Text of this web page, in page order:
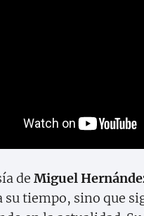
de Miguel
tiempo, sino que